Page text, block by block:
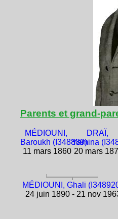
Parents et grand-
MÉDIOUNI,
Baroukh (I348889)
11 mars 1860
DRAÏ,
Yamina
20 mars
MÉDIOUNI, Ghali
24 juin 1890 - 21 nov